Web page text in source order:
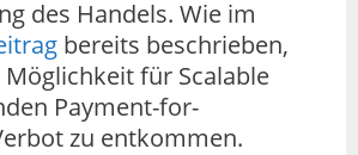
des Handels. Wie im
bereits beschrieben,
für Scalable
Payment-for-
zu entkommen.